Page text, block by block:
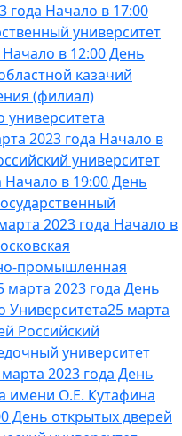
года Начало в 17:00
университет
в 12:00 День
казачий
(филиал)
университета
2023 года Начало в
университет
Начало в 19:00 День
2023 года Начало в
промышленная
марта 2023 года День
Университета25 марта
Российский
университет
2023 года День
имени О.Е. Кутафина
День открытых дверей